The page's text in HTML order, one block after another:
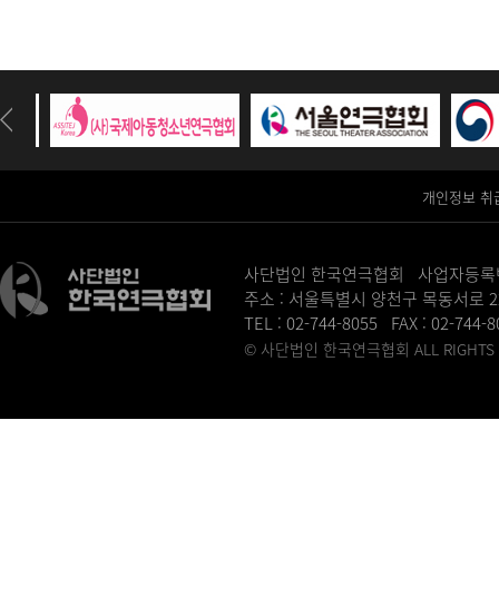
개인정보 취
사단법인 한국연극협회 사업자등
주소 : 서울특별시 양천구 목동서로
TEL : 02-744-8055 FAX : 02-
© 사단법인 한국연극협회 ALL RIGHTS